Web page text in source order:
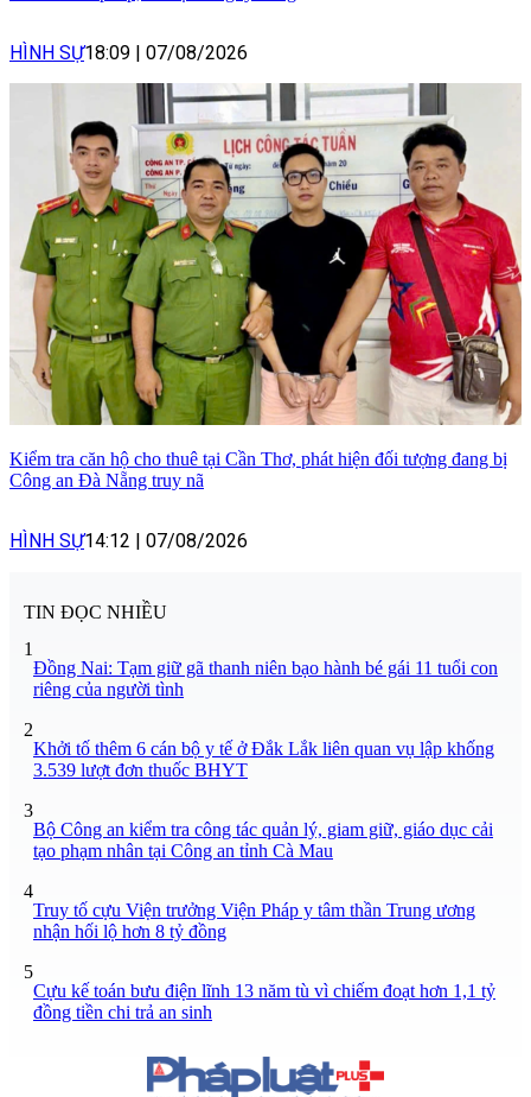
HÌNH SỰ18:09 | 07/08/2026
Kiểm tra căn hộ cho thuê tại Cần Thơ, phát hiện đối tượng đang bị
Công an Đà Nẵng truy nã
HÌNH SỰ14:12 | 07/08/2026
TIN ĐỌC NHIỀU
1
Đồng Nai: Tạm giữ gã thanh niên bạo hành bé gái 11 tuổi con
riêng của người tình
2
Khởi tố thêm 6 cán bộ y tế ở Đắk Lắk liên quan vụ lập khống
3.539 lượt đơn thuốc BHYT
3
Bộ Công an kiểm tra công tác quản lý, giam giữ, giáo dục cải
tạo phạm nhân tại Công an tỉnh Cà Mau
4
Truy tố cựu Viện trưởng Viện Pháp y tâm thần Trung ương
nhận hối lộ hơn 8 tỷ đồng
5
Cựu kế toán bưu điện lĩnh 13 năm tù vì chiếm đoạt hơn 1,1 tỷ
đồng tiền chi trả an sinh